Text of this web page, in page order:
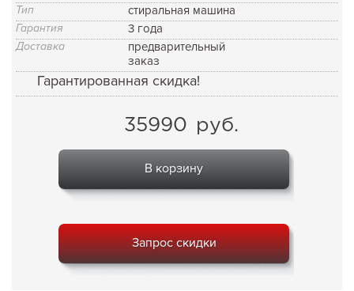
Тип стиральная машина
Гарантия 3 года
Доставка
предварительный
заказ
Гарантированная скидка!
35990 руб.
В корзину
Запрос скидки